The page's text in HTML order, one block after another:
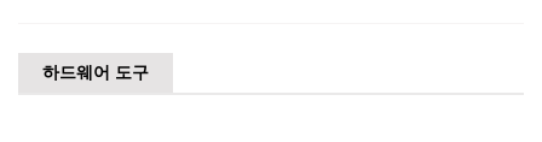
하드웨어 도구